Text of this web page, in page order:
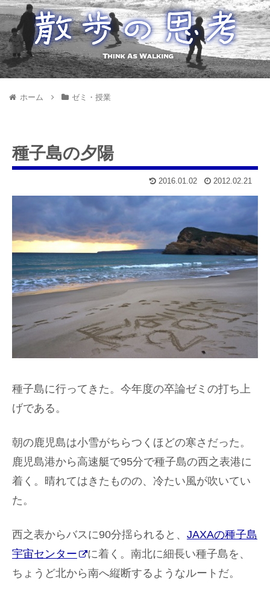
ホーム ゼミ・授業
種子島の夕陽
2016.01.02 2012.02.21
種子島に行ってきた。今年度の卒論ゼミの打ち上
げである。
朝の鹿児島は小雪がちらつくほどの寒さだった。
鹿児島港から高速艇で95分で種子島の西之表港に
着く。晴れてはきたものの、冷たい風が吹いてい
た。
西之表からバスに90分揺られると、 JAXAの種子島
宇宙センター
に着く。南北に細長い種子島を、
ちょうど北から南へ縦断するようなルートだ。